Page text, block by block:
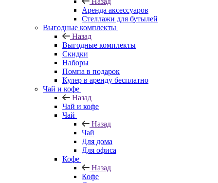
Аренда аксессуаров
Стеллажи для бутылей
Выгодные комплекты
Назад
Выгодные комплекты
Скидки
Наборы
Помпа в подарок
Кулер в аренду бесплатно
Чай и кофе
Назад
Чай и кофе
Чай
Назад
Чай
Для дома
Для офиса
Кофе
Назад
Кофе